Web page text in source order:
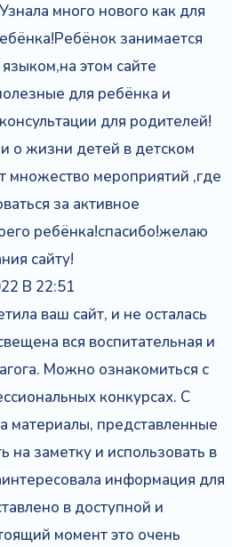
много нового как для
занимается
этом сайте
для ребёнка и
для родителей!
о жизни детей в детском
множество мероприятий ,где
за активное
ребёнка!спасибо!желаю
сайту!
В 22:51
ваш сайт, и не осталась
вся воспитательная и
Можно ознакомиться с
конкурсах. С
материалы, представленные
на заметку и использовать в
информация для
в доступной и
момент это очень